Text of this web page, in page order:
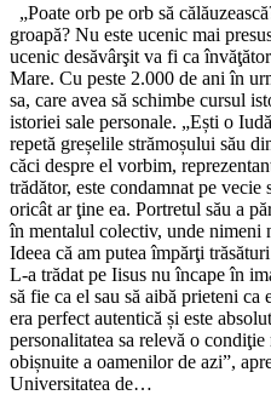
„Poate orb pe orb să
groapă? Nu este ucenic mai
ucenic desăvârşit va fi ca
Mare. Cu peste 2.000 de ani în
sa, care avea să schimbe cursul
istoriei sale personale. „Ești o
repetă greșelile strămoșului său
căci despre el vorbim,
trădător, este condamnat pe
oricât ar ţine ea. Portretul său a
în mentalul colectiv, unde nimeni
Ideea că am putea împărţi
L-a trădat pe Iisus nu încape în
să fie ca el sau să aibă prieteni ca
era perfect autentică și este
personalitatea sa relevă o
obișnuite a oamenilor de azi”,
Universitatea de…